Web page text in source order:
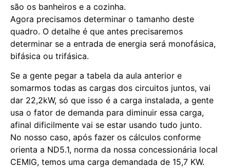
são os banheiros e a cozinha.
Agora precisamos determinar o tamanho deste
quadro. O detalhe é que antes precisaremos
determinar se a entrada de energia será monofásica,
bifásica ou trifásica.
Se a gente pegar a tabela da aula anterior e
somarmos todas as cargas dos circuitos juntos, vai
dar 22,2kW, só que isso é a carga instalada, a gente
usa o fator de demanda para diminuir essa carga,
afinal dificilmente vai se estar usando tudo junto.
No nosso caso, após fazer os cálculos conforme
orienta a ND5.1, norma da nossa concessionária local
CEMIG, temos uma carga demandada de 15,7 KW.